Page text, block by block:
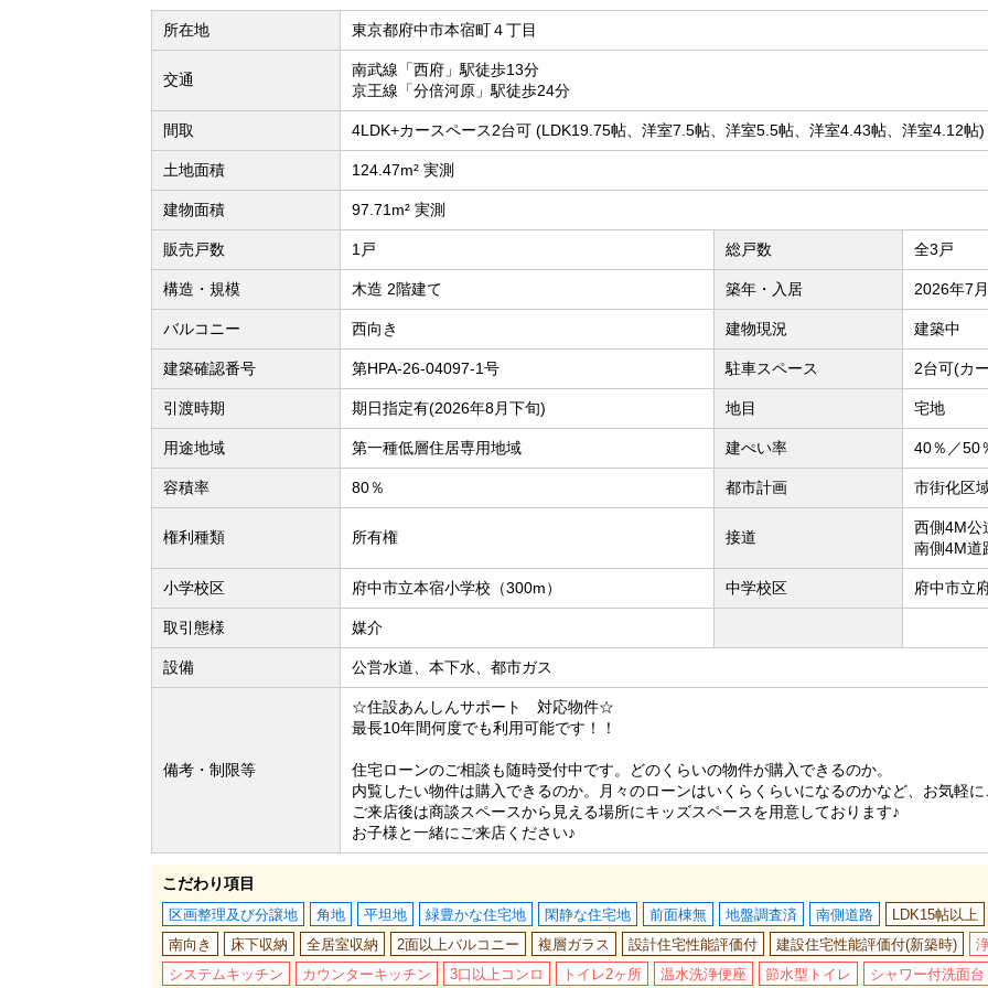
所在地 東京都府中市本宿町４丁目
交通
南武線「西府」駅徒歩13分
京王線「分倍河原」駅徒歩24分
間取 4LDK+カースペース2台可 (LDK19.75帖、洋室7.5帖、洋室5.5帖、洋室4.43帖、洋室4.12帖)
土地面積 124.47m² 実測
建物面積 97.71m² 実測
販売戸数 1戸 総戸数 全3戸
構造・規模 木造 2階建て 築年・入居 2026年7
バルコニー 西向き 建物現況 建築中
建築確認番号 第HPA-26-04097-1号 駐車スペース 2台可(カ
引渡時期 期日指定有(2026年8月下旬) 地目 宅地
用途地域 第一種低層住居専用地域 建ぺい率 40％／50
容積率 80％ 都市計画 市街化区
権利種類 所有権 接道
西側4M公
南側4M道
小学校区 府中市立本宿小学校（300m） 中学校区 府中市立
取引態様 媒介
設備 公営水道、本下水、都市ガス
備考・制限等
☆住設あんしんサポート 対応物件☆
最長10年間何度でも利用可能です！！
住宅ローンのご相談も随時受付中です。どのくらいの物件が購入できるのか。
内覧したい物件は購入できるのか。月々のローンはいくらくらいになるのかなど、お気軽
ご来店後は商談スペースから見える場所にキッズスペースを用意しております♪
お子様と一緒にご来店ください♪
こだわり項目
区画整理及び分譲地 角地 平坦地 緑豊かな住宅地 閑静な住宅地 前面棟無 地盤調査済 南側道路 LDK15帖以上
南向き
床下収納 全居室収納 2面以上バルコニー 複層ガラス 設計住宅性能評価付 建設住宅性能評価付(新築時)
システムキッチン
カウンターキッチン 3口以上コンロ トイレ2ヶ所 温水洗浄便座 節水型トイレ シャワー付洗面台